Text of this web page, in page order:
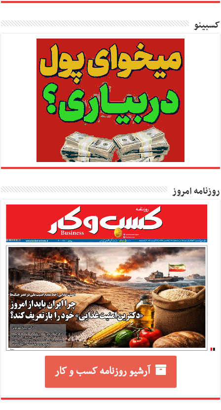
کسبینو
روزنامه امروز
آرشیو روزنامه کسب و کار